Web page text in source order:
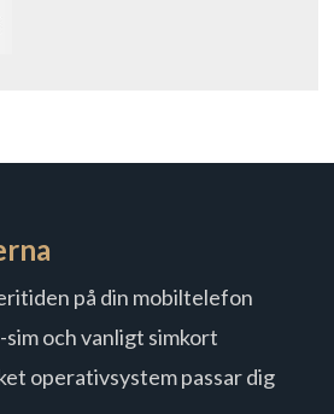
på din mobiltelefon
och vanligt simkort
operativsystem passar dig